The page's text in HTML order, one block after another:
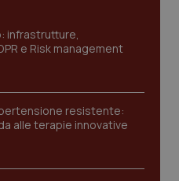
infrastrutture,
e Risk management
resistente:
alle terapie innovative
www.quotidianosanita.it